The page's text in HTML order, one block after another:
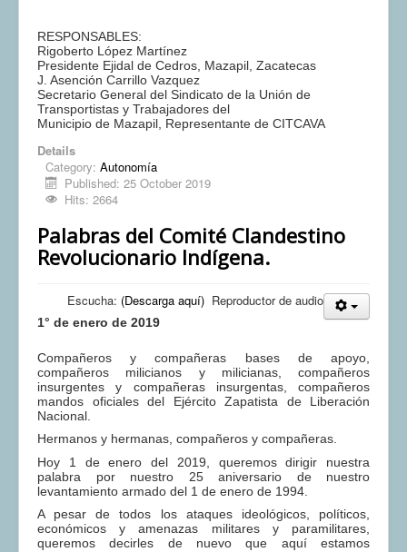
RESPONSABLES:
Rigoberto López Martínez
Presidente Ejidal de Cedros, Mazapil, Zacatecas
J. Asención Carrillo Vazquez
Secretario General del Sindicato de la Unión de
Transportistas y Trabajadores del
Municipio de Mazapil, Representante de CITCAVA
Details
Category: Autonomía
Published: 25 October 2019
Hits: 2664
Palabras del Comité Clandestino
Revolucionario Indígena.
Escucha: (Descarga aquí)Reproductor de audio
1° de enero de 2019
Compañeros y compañeras bases de apoyo,
compañeros milicianos y milicianas, compañeros
insurgentes y compañeras insurgentas, compañeros
mandos oficiales del Ejército Zapatista de Liberación
Nacional.
Hermanos y hermanas, compañeros y compañeras.
Hoy 1 de enero del 2019, queremos dirigir nuestra
palabra por nuestro 25 aniversario de nuestro
levantamiento armado del 1 de enero de 1994.
A pesar de todos los ataques ideológicos, políticos,
económicos y amenazas militares y paramilitares,
queremos decirles de nuevo que aquí estamos